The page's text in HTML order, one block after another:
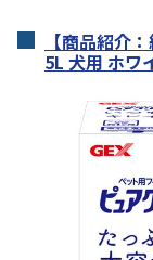
【商品紹介
5L 犬用 ホワ